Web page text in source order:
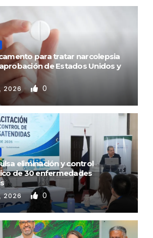
para tratar narcolepsia
de Estados Unidos y
2026 0
eliminación y control
de 30 enfermedades
2026 0